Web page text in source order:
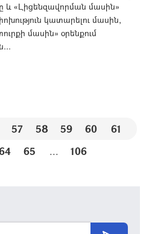
և «Լիցենզավորման մասին»
կատարելու մասին,
մասին» օրենքում
57 58 59 60
61
65 ... 106